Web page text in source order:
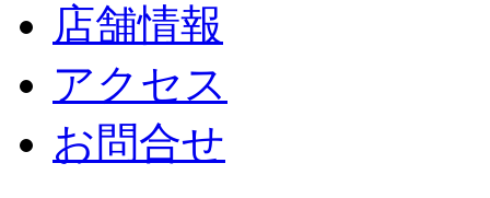
店舗情報
アクセス
お問合せ